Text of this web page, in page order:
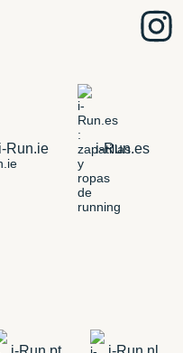
i-Run.ie i-Run.es